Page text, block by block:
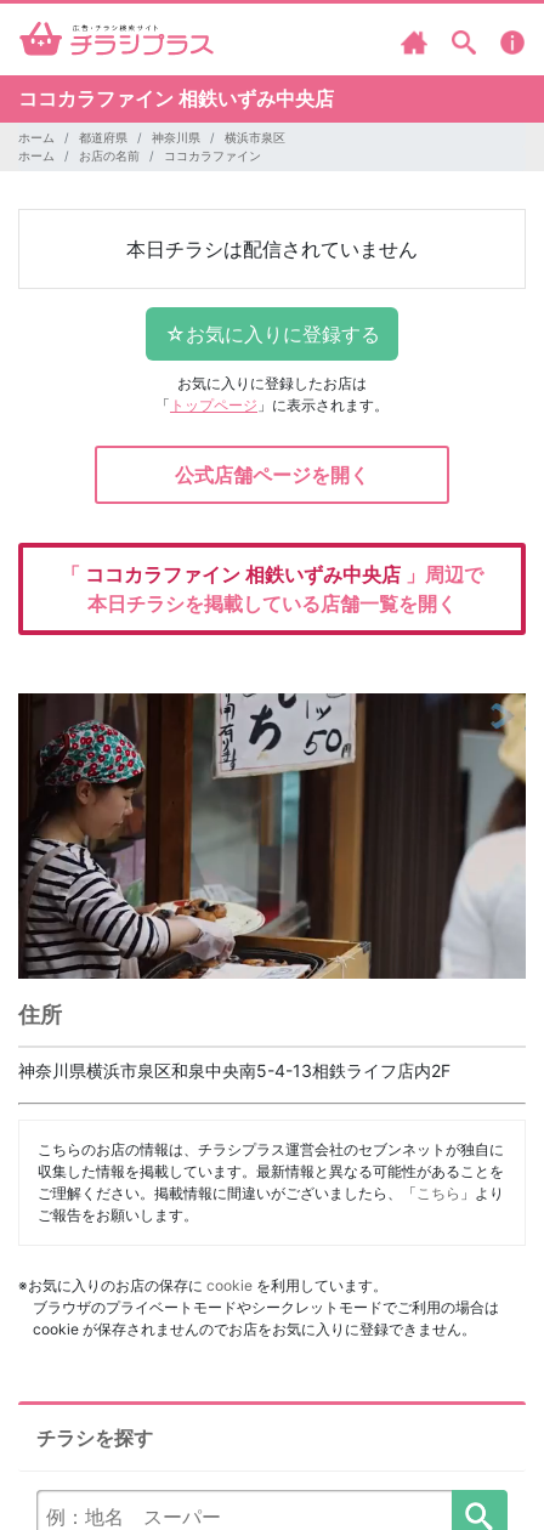
ココカラファイン 相鉄いずみ中央店
ホーム 都道府県 神奈川県
横浜市泉区
ホーム
お店の名前 ココカラファイン
本日チラシは配信されていません
お気に入りに登録したお店は
「 トップページ 」に表示されます。
公式店舗ページを開く
「 ココカラファイン 相鉄いずみ中央店 」周辺で
本日チラシを掲載している店舗一覧を開く
住所
神奈川県横浜市泉区和泉中央南5-4-13相鉄ライフ店内2F
こちらのお店の情報は、チラシプラス運営会社のセブンネットが独自に
収集した情報を掲載しています。最新情報と異なる可能性があることを
ご理解ください。掲載情報に間違いがございましたら、「 こちら 」より
ご報告をお願いします。
※お気に入りのお店の保存に cookie を利用しています。
ブラウザのプライベートモードやシークレットモードでご利用の場合は
cookie が保存されませんのでお店をお気に入りに登録できません。
チラシを探す